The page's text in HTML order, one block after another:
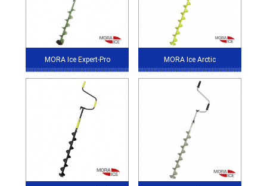
MORA Ice Expert-Pro MORA Ice Arctic